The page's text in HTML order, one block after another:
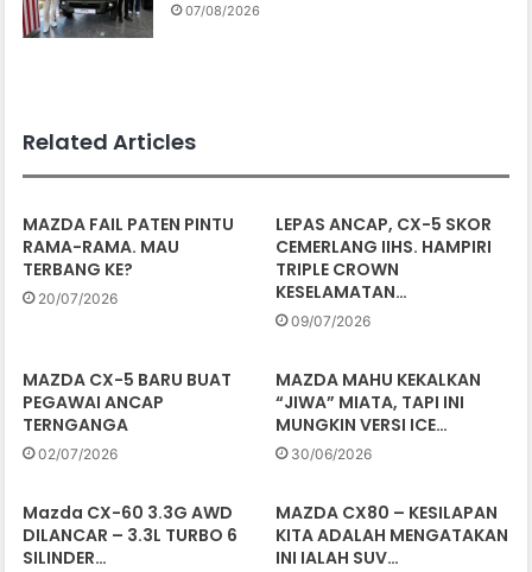
07/08/2026
Related Articles
MAZDA FAIL PATEN PINTU
RAMA-RAMA. MAU
TERBANG KE?
20/07/2026
LEPAS ANCAP, CX-5 SKOR
CEMERLANG IIHS. HAMPIRI
TRIPLE CROWN
KESELAMATAN…
09/07/2026
MAZDA CX-5 BARU BUAT
PEGAWAI ANCAP
TERNGANGA
02/07/2026
MAZDA MAHU KEKALKAN
“JIWA” MIATA, TAPI INI
MUNGKIN VERSI ICE…
30/06/2026
Mazda CX-60 3.3G AWD
DILANCAR – 3.3L TURBO 6
SILINDER…
MAZDA CX80 – KESILAPAN
KITA ADALAH MENGATAKAN
INI IALAH SUV…